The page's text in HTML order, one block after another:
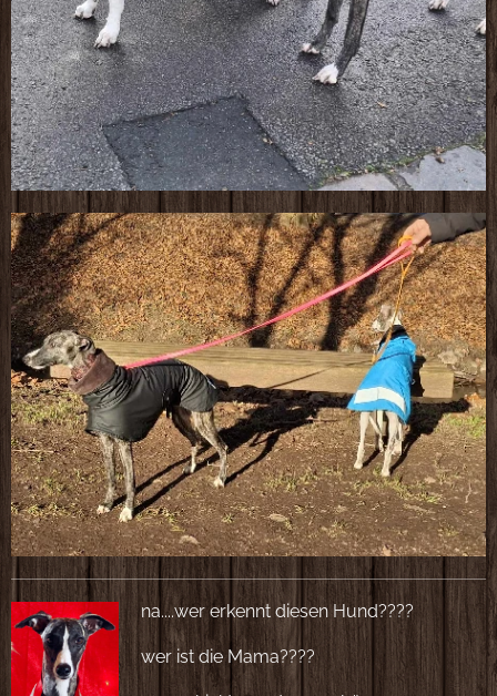
na....wer erkennt diesen Hund????
wer ist die Mama????